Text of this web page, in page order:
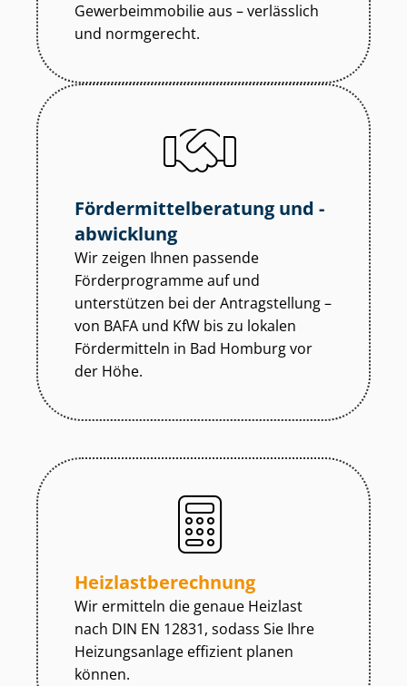
Ge­wer­be­im­mo­bi­lie aus – verlässlich
und normgerecht.
För­der­mit­tel­be­ra­tung und -
abwicklung
Wir zeigen Ihnen passende
Förderprogramme auf und
unterstützen bei der Antragstellung –
von BAFA und KfW bis zu lokalen
Fördermitteln in Bad Homburg vor
der Höhe.
Heiz­last­be­rech­nung
Wir ermitteln die genaue Heizlast
nach DIN EN 12831, sodass Sie Ihre
Heizungsanlage effizient planen
können.